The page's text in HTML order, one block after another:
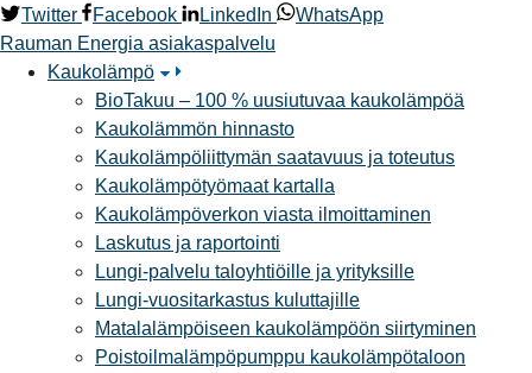
Twitter Facebook LinkedIn
WhatsApp
Rauman Energia asiakaspalvelu
Kaukolämpö
BioTakuu – 100 % uusiutuvaa kaukolämpöä
Kaukolämmön hinnasto
Kaukolämpöliittymän saatavuus ja toteutus
Kaukolämpötyömaat kartalla
Kaukolämpöverkon viasta ilmoittaminen
Laskutus ja raportointi
Lungi-palvelu taloyhtiöille ja yrityksille
Lungi-vuositarkastus kuluttajille
Matalalämpöiseen kaukolämpöön siirtyminen
Poistoilmalämpöpumppu kaukolämpötaloon